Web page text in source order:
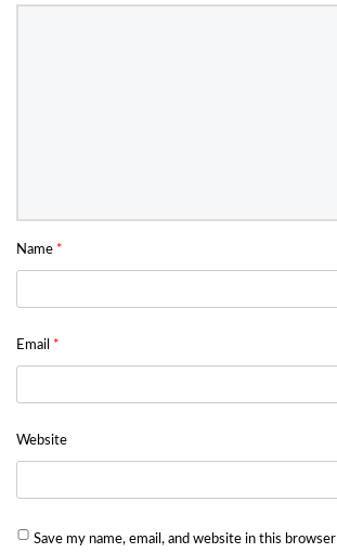
Name *
Email *
Website
Save my name, email, and website in this